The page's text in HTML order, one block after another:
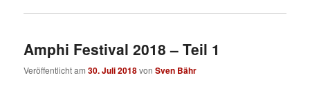
Amphi Festival 2018 – Teil 1
Veröffentlicht am30. Juli 2018vonSven Bähr